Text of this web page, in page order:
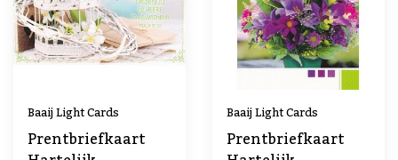
Baaij Light Cards
Prentbriefkaart
Baaij Light Cards
Prentbriefkaart